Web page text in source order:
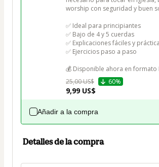
worship con seguridad y buen
✅ Ideal para principiantes
✅ Bajo de 4 y 5 cuerdas
✅ Explicaciones fáciles y
✅ Ejercicios paso a paso
💰 Disponible ahora en formato
25,00 US$
60%
9,99 US$
Añadir a la compra
Detalles de la compra